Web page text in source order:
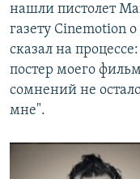
нашли пистолет
газету Cinemotion
сказал на
постер моего
сомнений не
мне".